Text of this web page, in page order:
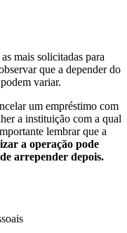
mais solicitadas para
que a depender do
variar.
um empréstimo com
a instituição com a qual
lembrar que a
a operação pode
arrepender depois.